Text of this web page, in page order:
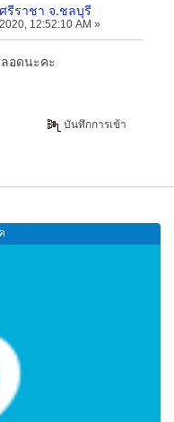
รีราชา จ.ชลบุรี
12:52:10 AM »
อดนะคะ
บันทึกการเข้า